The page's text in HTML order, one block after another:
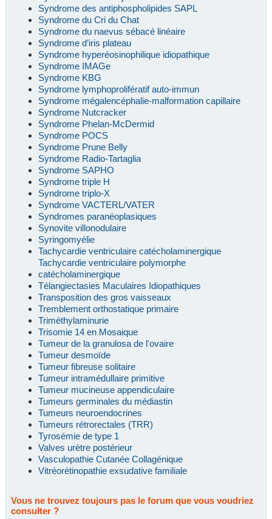
Syndrome des antiphospholipides SAPL
Syndrome du Cri du Chat
Syndrome du naevus sébacé linéaire
Syndrome d’iris plateau
Syndrome hyperéosinophilique idiopathique
Syndrome IMAGe
Syndrome KBG
Syndrome lymphoprolifératif auto-immun
Syndrome mégalencéphalie-malformation capillaire
Syndrome Nutcracker
Syndrome Phelan-McDermid
Syndrome POCS
Syndrome Prune Belly
Syndrome Radio-Tartaglia
Syndrome SAPHO
Syndrome triple H
Syndrome triplo-X
Syndrome VACTERL/VATER
Syndromes paranéoplasiques
Synovite villonodulaire
Syringomyélie
Tachycardie ventriculaire catécholaminergique
Tachycardie ventriculaire polymorphe
catécholaminergique
Télangiectasies Maculaires Idiopathiques
Transposition des gros vaisseaux
Tremblement orthostatique primaire
Triméthylaminurie
Trisomie 14 en Mosaique
Tumeur de la granulosa de l'ovaire
Tumeur desmoïde
Tumeur fibreuse solitaire
Tumeur intramédullaire primitive
Tumeur mucineuse appendiculaire
Tumeurs germinales du médiastin
Tumeurs neuroendocrines
Tumeurs rétrorectales (TRR)
Tyrosémie de type 1
Valves urètre postérieur
Vasculopathie Cutanée Collagénique
Vitréorétinopathie exsudative familiale
Vous ne trouvez toujours pas le forum que vous voudriez
consulter ?